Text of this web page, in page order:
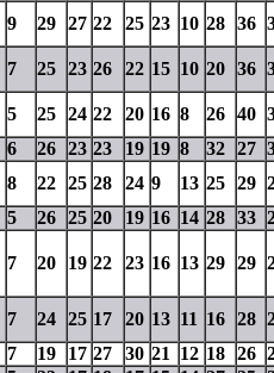
9 29 27 22 25 23 10 28 36
7 25 23 26 22 15 10 20 36
5 25 24 22 20 16 8 26 40
6 26 23 23 19 19 8 32 27
8 22 25 28 24 9 13 25 29
5 26 25 20 19 16 14 28 33
7 20 19 22 23 16 13 29 29
7 24 25 17 20 13 11 16 28
7 19 17 27 30 21 12 18 26